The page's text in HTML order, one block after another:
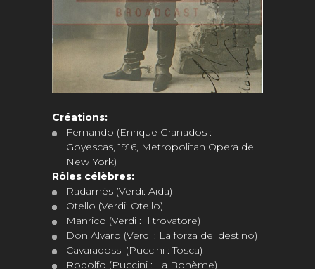
Créations:
Fernando (Enrique Granados :
Goyescas, 1916, Metropolitan Opera de
New York)
Rôles célèbres:
Radamès (Verdi: Aida)
Otello (Verdi: Otello)
Manrico (Verdi : Il trovatore)
Don Alvaro (Verdi : La forza del destino)
Cavaradossi (Puccini : Tosca)
Rodolfo (Puccini : La Bohème)